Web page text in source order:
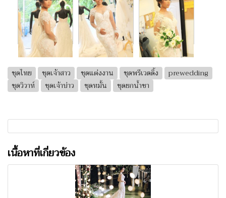
ชุดไทย ชุดเจ้าสาว ชุดแต่งงาน ชุดพรีเวดดิ้ง
prewedding
ชุดวิวาห์
ชุดเจ้าบ่าว ชุดหมั้น ชุดยกน้ำชา
เนื้อหาที่เกี่ยวข้อง